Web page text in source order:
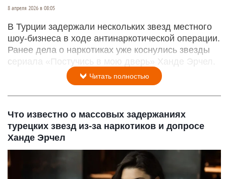
8 апреля 2026 в 08:05
В Турции задержали нескольких звезд местного
шоу‑бизнеса в ходе антинаркотической операции.
Ранее дела о наркотиках уже коснулись звезды
сериала «Постучись в мою дверь» Ханде Эрчел.
Читать полностью
Что известно о массовых задержаниях
турецких звезд из-за наркотиков и допросе
Ханде Эрчел